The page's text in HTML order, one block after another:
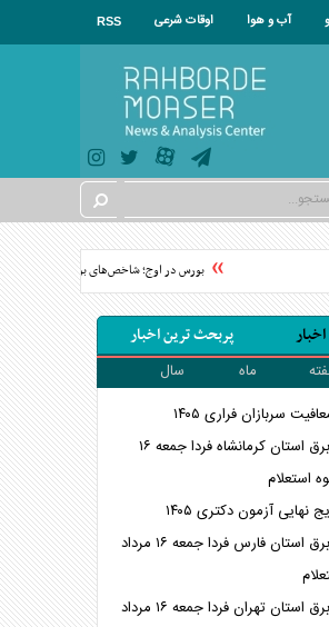
آب و هوا اوقات شرعی RSS
بورس در اوج؛ شاخص‌های بورس به قله تاریخی
پربحث ترین اخبار
ماه
سال
سربازان فراری ۱۴۰۵
جدول قطعی برق استان کرمانشاه فردا جمعه ۱۶
نهایی آزمون دکتری ۱۴۰۵
جدول قطعی برق استان فارس فردا جمعه ۱۶ مرداد
جدول قطعی برق استان تهران فردا جمعه ۱۶ مرداد